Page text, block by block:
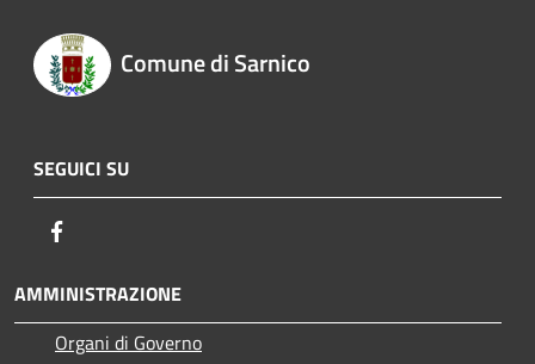
Comune di Sarnico
SEGUICI SU
AMMINISTRAZIONE
Organi di Governo